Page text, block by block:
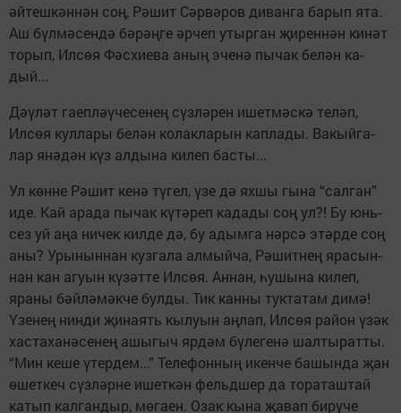
әйтешкәннән соң, Рәшит Сәрвәров диванга барып ята.
Аш бүлмәсендә бәрәңге әрчеп утырган җиреннән кинәт
торып, Илсөя Фәсхиева аның эченә пычак белән ка­
дый...
Дәүләт гаепләүчесенең сүзләрен ишетмәскә теләп,
Илсөя куллары белән колакларын каплады. Вакыйга­
лар янәдән күз алдына килеп басты...
Ул көнне Рәшит кенә түгел, үзе дә яхшы гына “салган”
иде. Кай арада пычак күтәреп кадады соң ул?! Бу юнь­
сез уй аңа ничек килде дә, бу адымга нәрсә этәрде соң
аны? Урыныннан кузгала алмыйча, Рәшитнең ярасын­
нан кан агуын күзәтте Илсөя. Аннан, һушына килеп,
яраны бәйләмәкче бул­ды. Тик канны туктатам димә!
Үзенең нинди җинаять кылуын аңлап, Илсөя район үзәк
хастаханәсенең ашыгыч ярдәм бүлегенә шалтыратты.
“Мин кеше үтердем...” Телефонның икен­че башында җан
өшеткеч сүзләрне ишеткән фельдшер да тораташтай
ка­тып калгандыр, мөгаен. Озак кына җавап бирүче